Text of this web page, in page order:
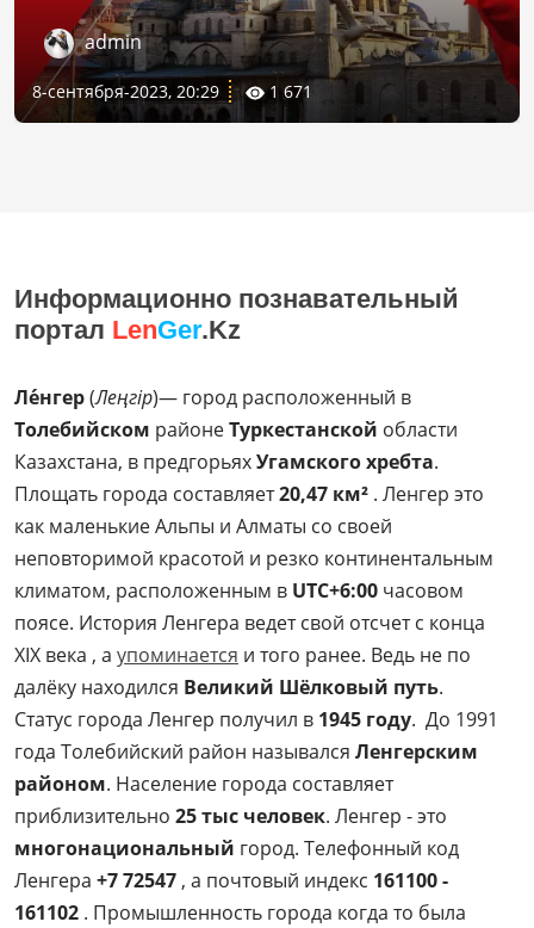
admin
8-сентября-2023, 20:29 1 671
Информационно познавательный
портал LenGer.Kz
Ле́нгер(Леңгір)— город расположенный в
Толебийском районеТуркестанской области
Казахстана, в предгорьяхУгамского хребта.
Площать города составляет20,47 км² . Ленгер это
как маленькие Альпы и Алматы со своей
неповторимой красотой и резко континентальным
климатом, расположенным в UTC+6:00 часовом
поясе. История Ленгера ведет свой отсчет с конца
XIX века , а упоминается и того ранее. Ведь не по
далёку находился Великий Шёлковый путь.
Статус города Ленгер получил в 1945 году. До 1991
года Толебийский район назывался Ленгерским
районом. Население города составляет
приблизительно 25 тыс человек. Ленгер - это
многонациональный город. Телефонный код
Ленгера +7 72547 , а почтовый индекс 161100 -
161102 . Промышленность города когда то была